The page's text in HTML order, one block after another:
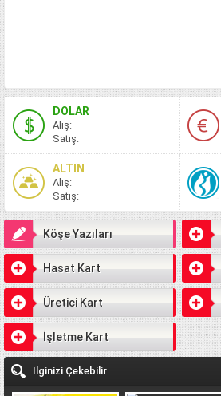
DOLAR
Alış:
Satış:
ALTIN
Alış:
Satış:
Köşe Yazıları
Hasat Kart
Üretici Kart
İşletme Kart
İlginizi Çekebilir